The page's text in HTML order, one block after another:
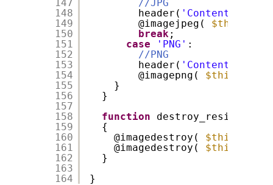
147
148
149
150
151
152
153
154
155
156
157
158
159
160
161
162
163
164
//JPG
header( 'Content-type:
@imagejpeg( $this
break;
case
'PNG' :
//PNG
header( 'Content-type:
@imagepng( $this
}
}
function
{
@imagedestroy( $this
@imagedestroy( $this
}
}